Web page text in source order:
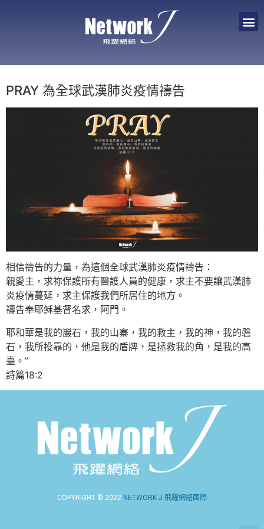
PRAY 為全球武漢肺炎疫情禱告
相信禱告的力量，為這個全球武漢肺炎疫情禱告：
親愛主，求祢保護所有醫護人員的健康，求主不要讓武漢肺
炎疫情蔓延，求主保護我們所居住的地方。
禱告奉耶穌基督名求，阿門。
耶和華是我的巖石，我的山寨，我的救主，我的神，我的磐
石，我所投靠的，他是我的盾牌，是拯救我的角，是我的高
臺。”
詩篇18:2
COPYRIGHT © 2022 NETWORK J 飛躍網絡國際